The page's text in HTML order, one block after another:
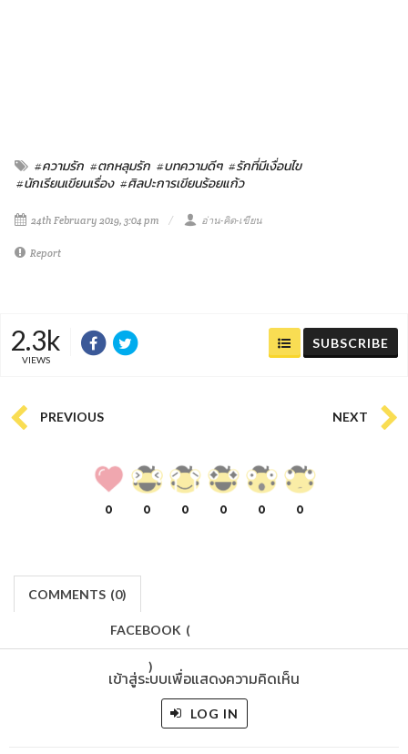
#ความรัก #ตกหลุมรัก #บทความดีๆ #รักที่มีเงื่อนไข
#นักเรียนเขียนเรื่อง #ศิลปะการเขียนร้อยแก้ว
24th February 2019, 3:04 pm อ่าน-คิด-เขียน
Report
2.3k
VIEWS
SUBSCRIBE
PREVIOUS NEXT
0 0 0 0 0 0
COMMENTS (0)
FACEBOOK (
)
เข้าสู่ระบบเพื่อแสดงความคิดเห็น
LOG IN